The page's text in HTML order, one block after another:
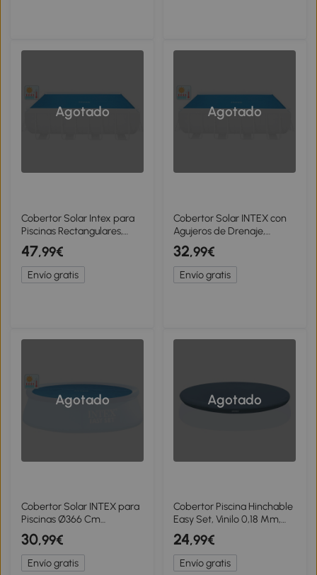
Agotado
Cobertor Solar Intex para
Piscinas Rectangulares,
476x234 Cm, Azul
47,99€
Envío gratis
Agotado
Cobertor Solar INTEX con
Agujeros de Drenaje,
400x200 Cm, Azul
32,99€
Envío gratis
Agotado
Cobertor Solar INTEX para
Piscinas Ø366 Cm
(Cobertor Ø348 Cm), Azul
30,99€
Envío gratis
Agotado
Cobertor Piscina Hinchable
Easy Set, Vinilo 0,18 Mm,
Ø424 Cm (para 457 Cm),
Azul Marino
24,99€
Envío gratis